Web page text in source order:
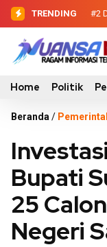
TRENDING #2
#3
…
Home Politik
Beranda /
Bupati
25
Negeri